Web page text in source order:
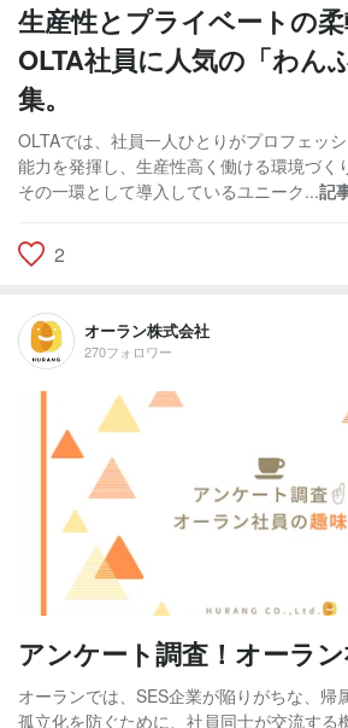
生産性とプライベートの柔
OLTA社員に人気の「わん
集。
OLTAでは、社員一人ひとりがプロフェッ
能力を発揮し、生産性高く働ける環境づく
その一環として導入しているユニーク...記
2
オーラン株式会社
270フォロワー
アンケート調査！オーラ
オーランでは、SES企業が陥りがちな、帰
孤立化を防ぐために、社員同士が交流する